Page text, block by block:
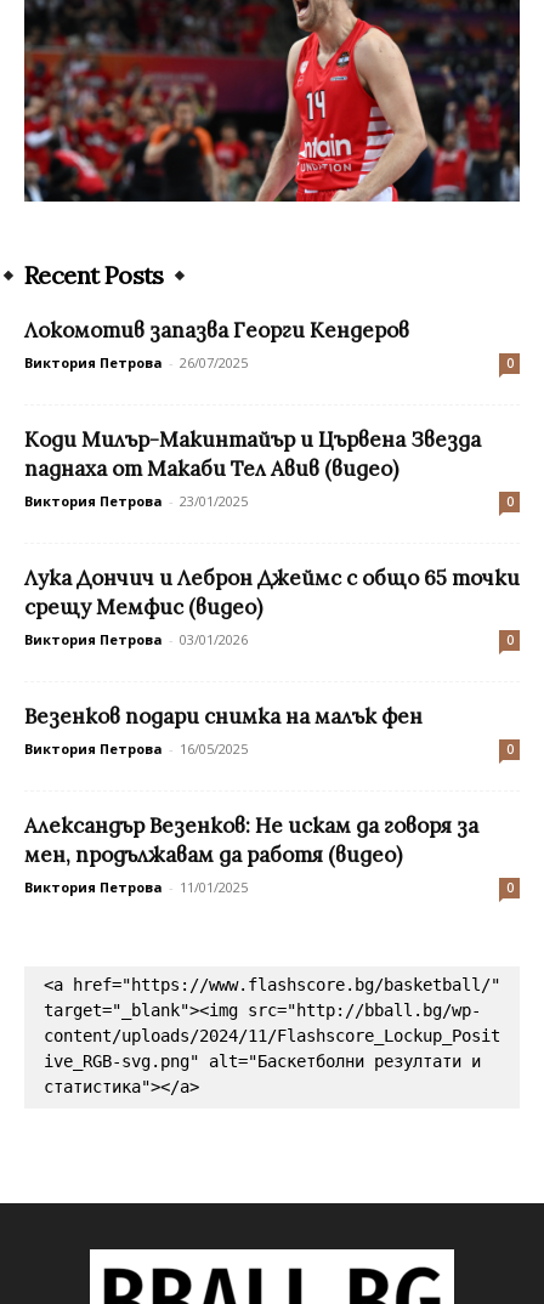
Recent Posts
Локомотив запазва Георги Кендеров
Виктория Петрова - 26/07/2025 0
Коди Милър-Макинтайър и Цървена Звезда
паднаха от Макаби Тел Авив (видео)
Виктория Петрова - 23/01/2025 0
Лука Дончич и Леброн Джеймс с общо 65 точки
срещу Мемфис (видео)
Виктория Петрова - 03/01/2026 0
Везенков подари снимка на малък фен
Виктория Петрова - 16/05/2025 0
Александър Везенков: Не искам да говоря за
мен, продължавам да работя (видео)
Виктория Петрова - 11/01/2025 0
<a href="https://www.flashscore.bg/basketball/"
target="_blank"><img src="http://bball.bg/wp-
content/uploads/2024/11/Flashscore_Lockup_Posit
ive_RGB-svg.png" alt="Баскетболни резултати и
статистика"></a>